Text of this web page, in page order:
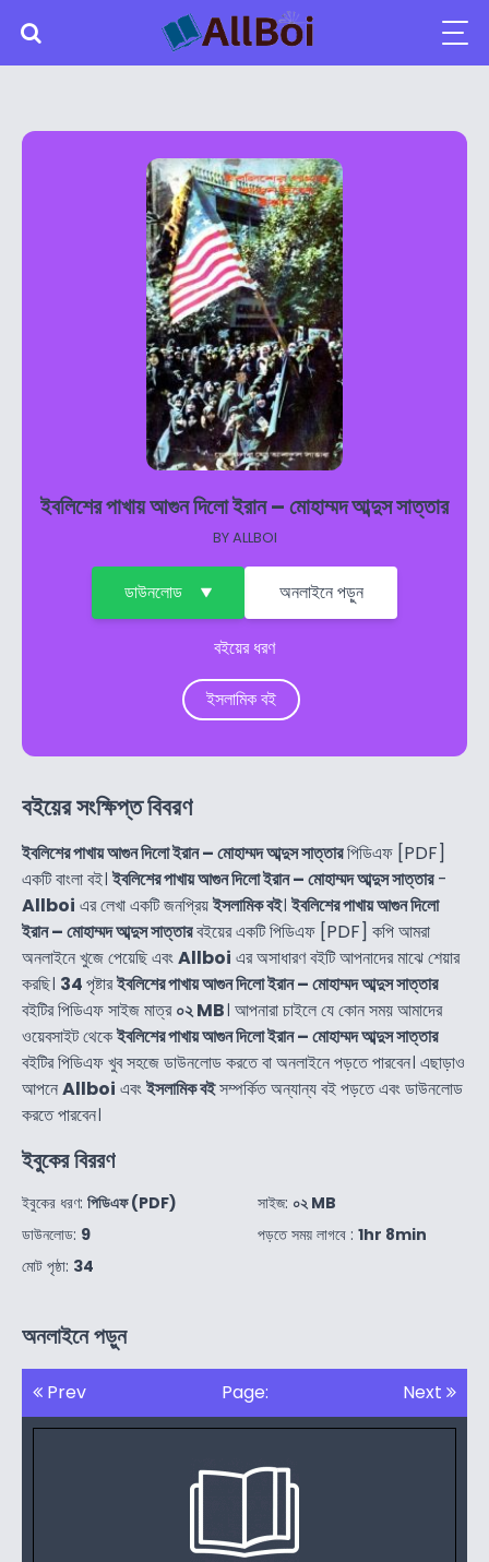
ইবলিশের পাখায় আগুন দিলো ইরান – মোহাম্মদ আব্দুস সাত্তার
BYALLBOI
ডাউনলোড অনলাইনে পড়ুন
বইয়ের ধরণ
ইসলামিক বই
বইয়ের সংক্ষিপ্ত বিবরণ
ইবলিশের পাখায় আগুন দিলো ইরান – মোহাম্মদ আব্দুস সাত্তারপিডিএফ [PDF]
একটি বাংলা বই। ইবলিশের পাখায় আগুন দিলো ইরান – মোহাম্মদ আব্দুস সাত্তার-
Allboi এর লেখা একটি জনপ্রিয়ইসলামিক বই। ইবলিশের পাখায় আগুন দিলো
ইরান – মোহাম্মদ আব্দুস সাত্তারবইয়ের একটি পিডিএফ [PDF] কপি আমরা
অনলাইনে খুজে পেয়েছি এবংAllboi এর অসাধারণ বইটি আপনাদের মাঝে শেয়ার
করছি। 34পৃষ্টারইবলিশের পাখায় আগুন দিলো ইরান – মোহাম্মদ আব্দুস সাত্তার
বইটির পিডিএফ সাইজ মাত্র০২ MB। আপনারা চাইলে যে কোন সময় আমাদের
ওয়েবসাইট থেকেইবলিশের পাখায় আগুন দিলো ইরান – মোহাম্মদ আব্দুস সাত্তার
বইটির পিডিএফ খুব সহজে ডাউনলোড করতে বা অনলাইনে পড়তে পারবেন। এছাড়াও
আপনেAllboi এবংইসলামিক বইসম্পর্কিত অন্যান্য বই পড়তে এবং ডাউনলোড
করতে পারবেন।
ইবুকের বিররণ
ইবুকের ধরণ: পিডিএফ (PDF)
ডাউনলোড: 9
মোট পৃষ্ঠা: 34
সাইজ: ০২ MB
পড়তে সময় লাগবে : 1hr 8min
অনলাইনে পড়ুন
Prev Page: Next